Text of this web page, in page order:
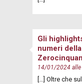
Gli
numeri
14/01/2024 alle
[…] Oltre che